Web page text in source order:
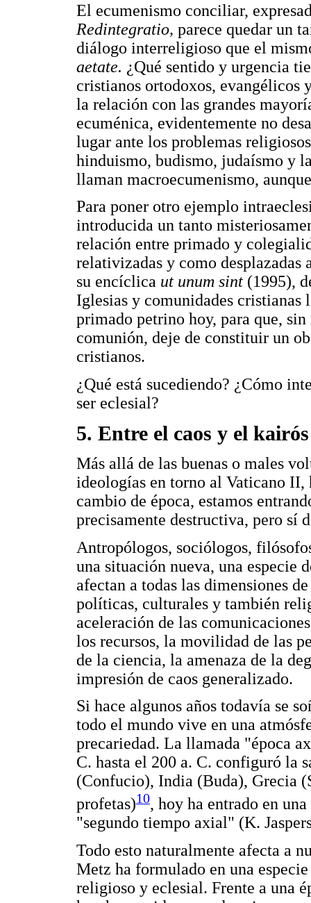
El ecumenismo conciliar,
Redintegratio, parece quedar un
diálogo interreligioso que el
aetate. ¿Qué sentido y urgencia
cristianos ortodoxos, evangélicos
la relación con las grandes
ecuménica, evidentemente no
lugar ante los problemas
hinduismo, budismo, judaísmo y
llaman macroecumenismo,
Para poner otro ejemplo
introducida un tanto
relación entre primado y
relativizadas y como desplazadas
su encíclica ut unum sint (1995),
Iglesias y comunidades
primado petrino hoy, para que,
comunión, deje de constituir un
cristianos.
¿Qué está sucediendo? ¿Cómo
ser eclesial?
5. Entre el caos y el kairós
Más allá de las buenas o males
ideologías en torno al Vaticano II,
cambio de época, estamos
precisamente destructiva, pero sí
Antropólogos, sociólogos,
una situación nueva, una especie
afectan a todas las dimensiones
políticas, culturales y también
aceleración de las
los recursos, la movilidad de las
de la ciencia, la amenaza de la
impresión de caos generalizado.
Si hace algunos años todavía se
todo el mundo vive en una
precariedad. La llamada "época
C. hasta el 200 a. C. configuró la
(Confucio), India (Buda), Grecia
profetas)10, hoy ha entrado en
"segundo tiempo axial" (K.
Todo esto naturalmente afecta a
Metz ha formulado en una
religioso y eclesial. Frente a una